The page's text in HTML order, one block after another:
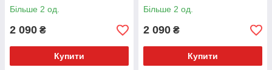
Більше 2 од.
2 090 ₴
Купити
Більше 2 од.
2 090 ₴
Купити